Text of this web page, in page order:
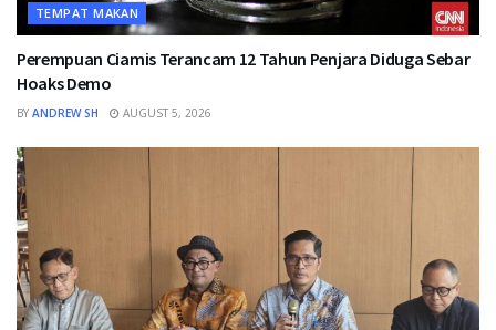
TEMPAT MAKAN
Perempuan Ciamis Terancam 12 Tahun Penjara Diduga Sebar
Hoaks Demo
BY ANDREW SH AUGUST 5, 2026